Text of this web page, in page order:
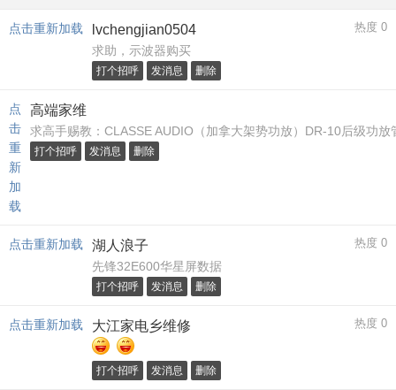
点击重新加载 lvchengjian0504 热度 0
求助，示波器购买
打个招呼 发消息 删除
点
击
重
新
加
载
高端家维
求高手赐教：CLASSE AUDIO（加拿大架势功放）DR-10后级功
打个招呼 发消息 删除
点击重新加载 湖人浪子 热度 0
先锋32E600华星屏数据
打个招呼 发消息 删除
点击重新加载 大江家电乡维修 热度 0
打个招呼 发消息 删除